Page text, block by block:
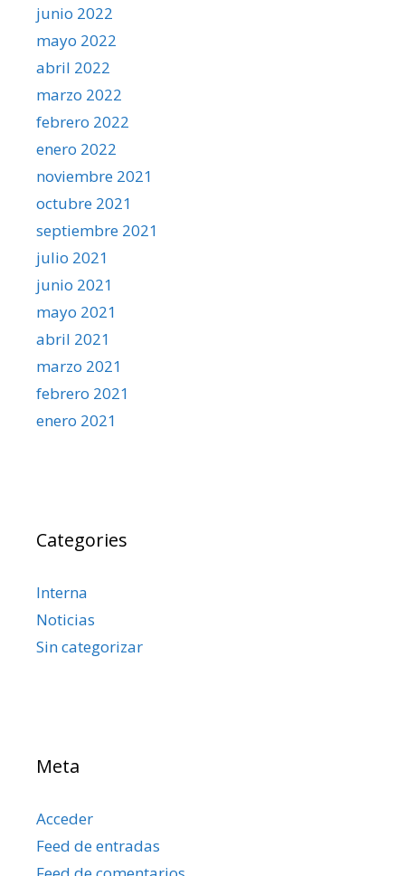
junio 2022
mayo 2022
abril 2022
marzo 2022
febrero 2022
enero 2022
noviembre 2021
octubre 2021
septiembre 2021
julio 2021
junio 2021
mayo 2021
abril 2021
marzo 2021
febrero 2021
enero 2021
Categories
Interna
Noticias
Sin categorizar
Meta
Acceder
Feed de entradas